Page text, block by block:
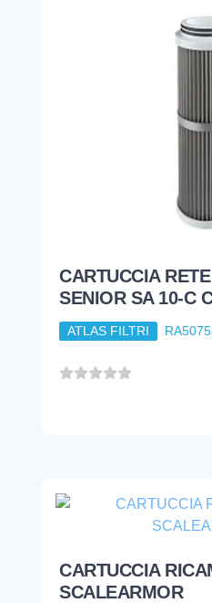
CARTUCCIA
SENIOR SA 10-C
ATLAS FILTRI
CARTUCCIA
SCALEARMOR